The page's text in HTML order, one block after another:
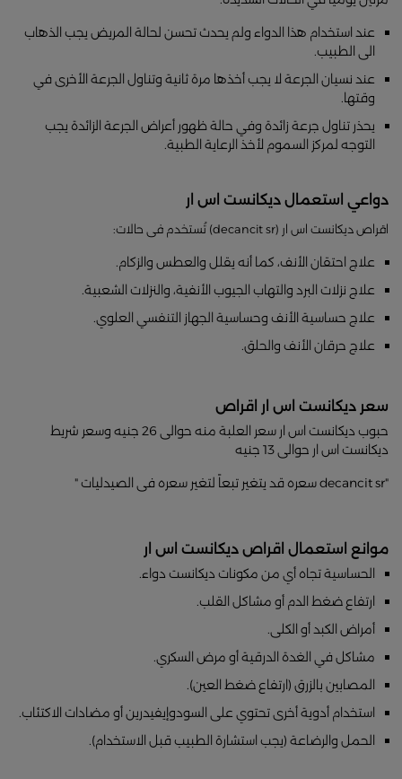
عند استخدام هذا الدواء ولم يحدث تحسن لحالة المريض يجب الذهاب
الى الطبيب.
عند نسيان الجرعة لا يجب أخذها مرة ثانية وتناول الجرعة الأخرى في
وقتها.
يحذر تناول جرعة زائدة وفي حالة ظهور أعراض الجرعة الزائدة يجب
التوجه لمركز السموم لأخذ الرعاية الطبية.
دواعي استعمال ديكانست اس ار
اقراص ديكانست اس ار (decancit sr) تُستخدم فى حالات:
علاج احتقان الأنف، كما أنه يقلل والعطس والزكام.
علاج نزلات البرد والتهاب الجيوب الأنفية، والنزلات الشعبية.
علاج حساسية الأنف وحساسية الجهاز التنفسي العلوي.
علاج حرقان الأنف والحلق.
سعر ديكانست اس ار اقراص
حبوب ديكانست اس ار سعر العلبة منه حوالى 26 جنيه وسعر شريط
ديكانست اس ار حوالى 13 جنيه
"decancit sr سعره قد يتغير تبعاً لتغير سعره فى الصيدليات "
موانع استعمال اقراص ديكانست اس ار
الحساسية تجاه أي من مكونات ديكانست دواء.
ارتفاع ضغط الدم أو مشاكل القلب.
أمراض الكبد أو الكلى.
مشاكل في الغدة الدرقية أو مرض السكري.
المصابين بالزرق (ارتفاع ضغط العين).
استخدام أدوية أخرى تحتوي على السودوإيفيدرين أو مضادات الاكتئاب.
الحمل والرضاعة (يجب استشارة الطبيب قبل الاستخدام).